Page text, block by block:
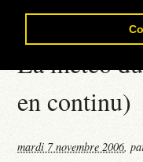
Contact
La météo
en continu)
mardi 7 novembre 2006,